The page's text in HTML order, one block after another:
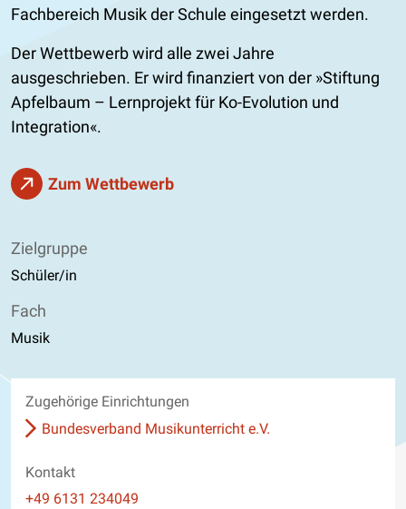
Fachbereich Musik der Schule eingesetzt werden.
Der Wettbewerb wird alle zwei Jahre
ausgeschrieben. Er wird finanziert von der »Stiftung
Apfelbaum – Lernprojekt für Ko-Evolution und
Integration«.
Zum Wettbewerb
Zielgruppe
Schüler/in
Fach
Musik
Zugehörige Einrichtungen
Bundesverband Musikunterricht e.V.
Kontakt
Telefon
+49 6131 234049